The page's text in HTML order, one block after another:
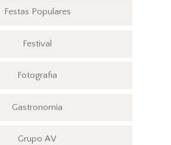
Festas Populares
Festival
Fotografia
Gastronomia
Grupo AV